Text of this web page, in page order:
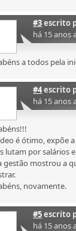
#3escrito
há 15 anos
a todos pela
#4escrito
há 15 anos
é ótimo, expõe
lutam por salários
gestão mostrou a
novamente.
#5escrito
há 15 anos